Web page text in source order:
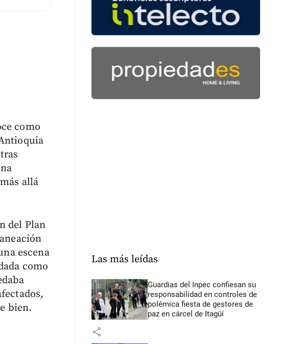
como
allá
del Plan
escena
como
bien.
Las más leídas
Guardias del Inpec confiesan su
responsabilidad en controles de
polémica fiesta de gestores de
paz en cárcel de Itagüí
share